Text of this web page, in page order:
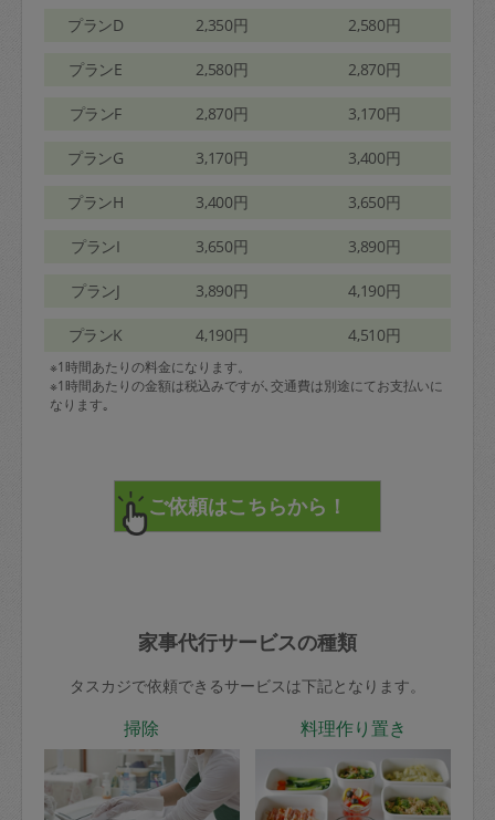
プランD 2,350円 2,580円
プランE 2,580円 2,870円
プランF 2,870円 3,170円
プランG 3,170円 3,400円
プランH 3,400円 3,650円
プランI 3,650円 3,890円
プランJ 3,890円 4,190円
プランK 4,190円 4,510円
※1時間あたりの料金になります。
※1時間あたりの金額は税込みですが､交通費は別途にてお支払いに
なります｡
家事代行サービスの種類
タスカジで依頼できるサービスは下記となります。
掃除 料理作り置き